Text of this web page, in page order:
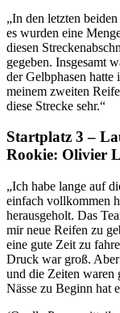
„In den letzten
es wurden eine
diesen
gegeben. Insgesamt
der Gelbphasen
meinem zweiten
diese Strecke sehr.“
Startplatz 3 –
Rookie: Olivier
„Ich habe lange auf
einfach vollkommen
herausgeholt. Das
mir neue Reifen zu
eine gute Zeit zu
Druck war groß. Aber
und die Zeiten waren
Nässe zu Beginn hat